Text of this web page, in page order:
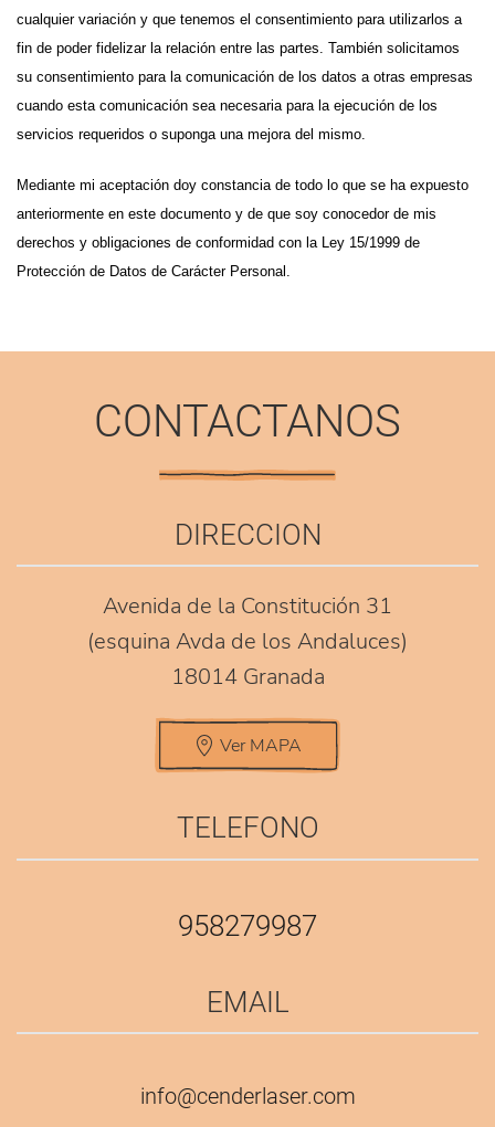
cualquier variación y que tenemos el consentimiento para utilizarlos a
fin de poder fidelizar la relación entre las partes. También solicitamos
su consentimiento para la comunicación de los datos a otras empresas
cuando esta comunicación sea necesaria para la ejecución de los
servicios requeridos o suponga una mejora del mismo.
Mediante mi aceptación doy constancia de todo lo que se ha expuesto
anteriormente en este documento y de que soy conocedor de mis
derechos y obligaciones de conformidad con la Ley 15/1999 de
Protección de Datos de Carácter Personal.
CONTACTANOS
DIRECCION
Avenida de la Constitución 31
(esquina Avda de los Andaluces)
18014 Granada
Ver MAPA
TELEFONO
958279987
EMAIL
info@cenderlaser.com